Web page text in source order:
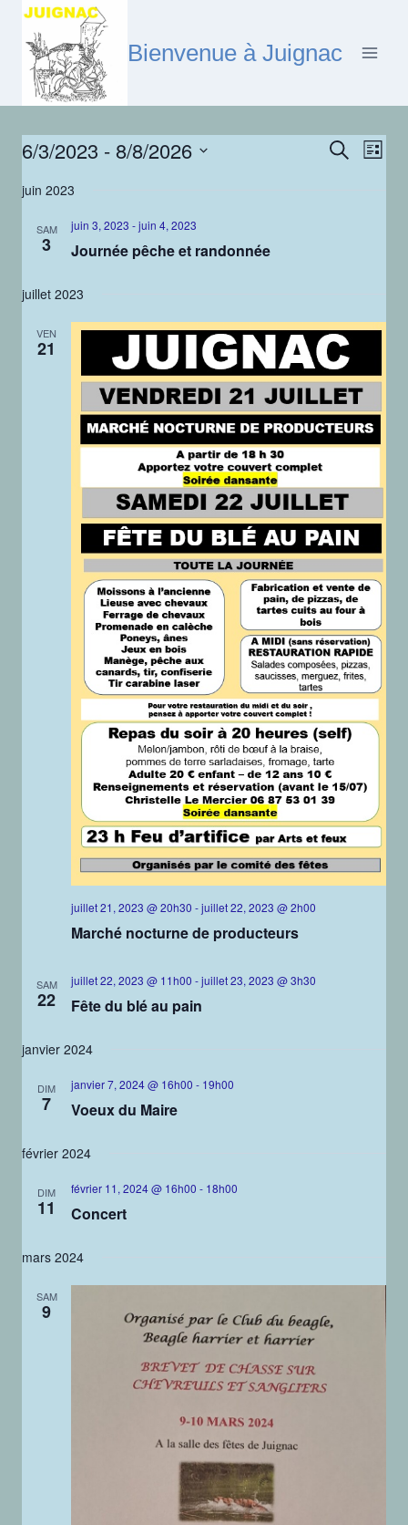
Aller
contenu
Bienvenue à Juignac
Recherche
Liste
6/3/2023 - 8/8/2026
une
date.
juin 2023
SAM
3
juin 3, 2023 -juin 4, 2023
Journée pêche et randonnée
juillet 2023
VEN
21
juillet 21, 2023 @ 20h30 -juillet 22, 2023 @ 2h00
Marché nocturne de producteurs
SAM
22
juillet 22, 2023 @ 11h00 -juillet 23, 2023 @ 3h30
Fête du blé au pain
janvier 2024
DIM
7
janvier 7, 2024 @ 16h00 - 19h00
Voeux du Maire
février 2024
DIM
11
février 11, 2024 @ 16h00 - 18h00
Concert
mars 2024
SAM
9